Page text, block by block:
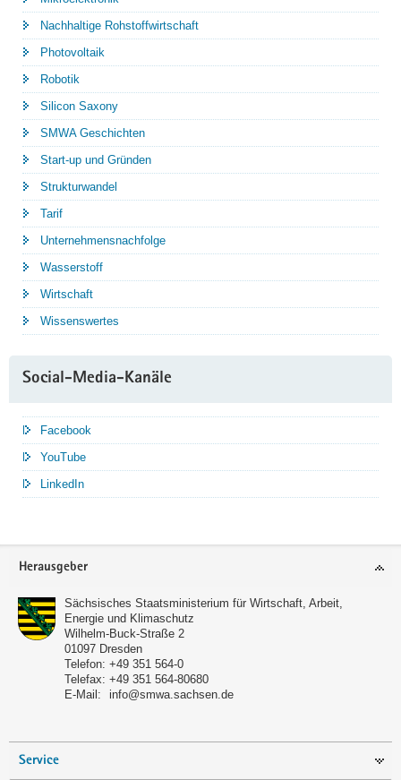
Nachhaltige Rohstoffwirtschaft
Photovoltaik
Robotik
Silicon Saxony
SMWA Geschichten
Start-up und Gründen
Strukturwandel
Tarif
Unternehmensnachfolge
Wasserstoff
Wirtschaft
Wissenswertes
Social-Media-Kanäle
Facebook
YouTube
LinkedIn
Service
Herausgeber
Sächsisches Staatsministerium für Wirtschaft, Arbeit,
Energie und Klimaschutz
Wilhelm-Buck-Straße 2
01097 Dresden
Telefon: +49 351 564-0
Telefax: +49 351 564-80680
E-Mail:
info@smwa.sachsen.de
Service